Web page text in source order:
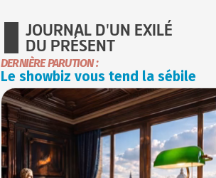
JOURNAL D'UN EXILÉ
DU PRÉSENT
DERNIÈRE PARUTION :
Le showbiz vous tend la sébile